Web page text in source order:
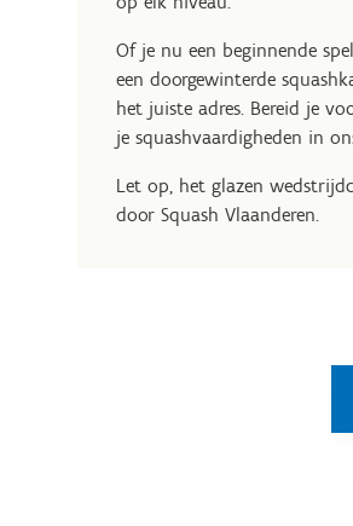
Of je nu een beginnende
een doorgewinterde
het juiste adres. Bereid je
je squashvaardigheden in
Let op, het glazen
door Squash Vlaanderen.